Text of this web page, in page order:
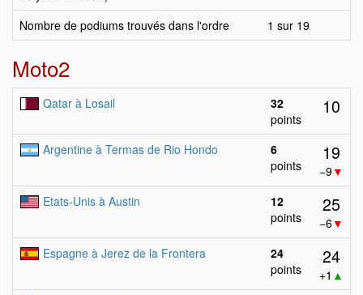
Nombre de podiums trouvés dans l'ordre 1 sur 19
Moto2
Qatar à Losail
32
points
10
Argentine à Termas de Rio Hondo
6
points
19
−9▼
Etats-Unis à Austin
12
points
25
−6▼
Espagne à Jerez de la Frontera
24
points
24
+1 ▲